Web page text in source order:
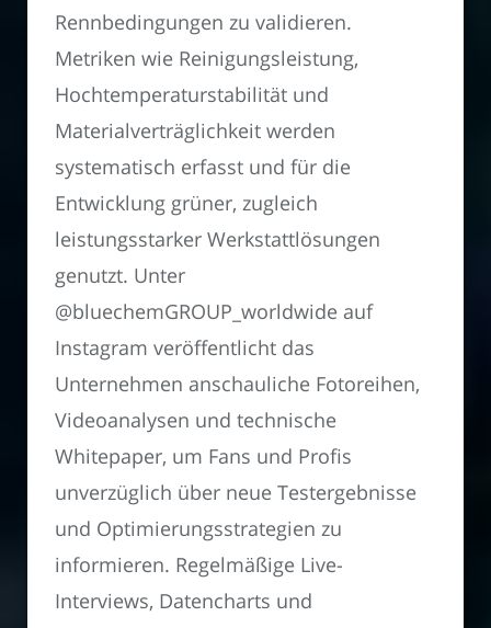
Rennbedingungen zu validieren.
Metriken wie Reinigungsleistung,
Hochtemperaturstabilität und
Materialverträglichkeit werden
systematisch erfasst und für die
Entwicklung grüner, zugleich
leistungsstarker Werkstattlösungen
genutzt. Unter
@bluechemGROUP_worldwide auf
Instagram veröffentlicht das
Unternehmen anschauliche Fotoreihen,
Videoanalysen und technische
Whitepaper, um Fans und Profis
unverzüglich über neue Testergebnisse
und Optimierungsstrategien zu
informieren. Regelmäßige Live-
Interviews, Datencharts und